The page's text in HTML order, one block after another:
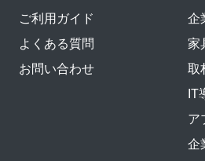
ご利用ガイド
よくある質問
お問い合わせ
企
家
取
IT
ア
企